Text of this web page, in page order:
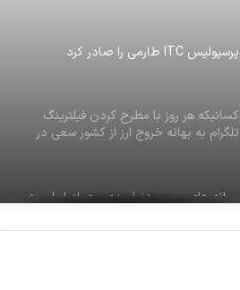
پرسپولیس ITC طارمی را صادر کرد
کسانیکه هر روز با مطرح کردن فیلترینگ
تلگرام به بهانه خروج ارز از کشور سعی در
رسانه های رسمی دنیا مدعی حمله ایران به